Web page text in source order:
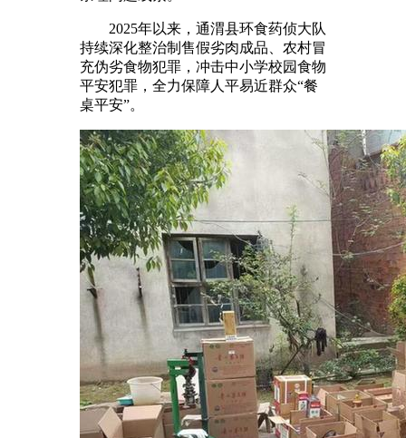
2025年以来，通渭县环食药侦大队
持续深化整治制售假劣肉成品、农村冒
充伪劣食物犯罪，冲击中小学校园食物
平安犯罪，全力保障人平易近群众“餐
桌平安”。